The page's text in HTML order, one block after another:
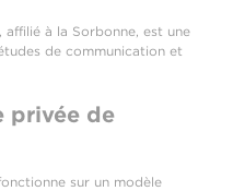
, affilié à la Sorbonne, est une
de communication et
privée de
sur un modèle